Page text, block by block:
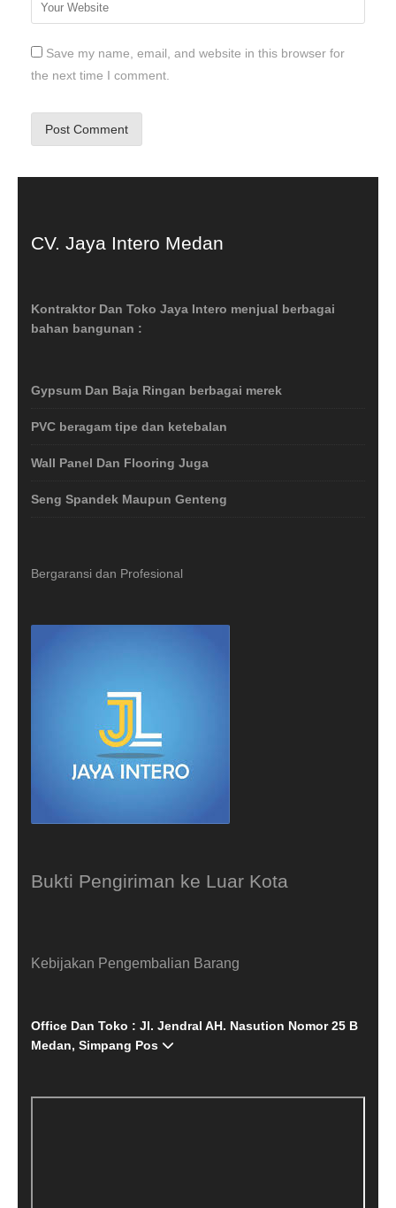
Save my name, email, and website in this browser for
the next time I comment.
CV. Jaya Intero Medan
Kontraktor Dan Toko Jaya Intero menjual berbagai
bahan bangunan :
Gypsum Dan Baja Ringan berbagai merek
PVC beragam tipe dan ketebalan
Wall Panel Dan Flooring Juga
Seng Spandek Maupun Genteng
Bergaransi dan Profesional
Bukti Pengiriman ke Luar Kota
Kebijakan Pengembalian Barang
Office Dan Toko : Jl. Jendral AH. Nasution Nomor 25 B
Medan, Simpang Pos